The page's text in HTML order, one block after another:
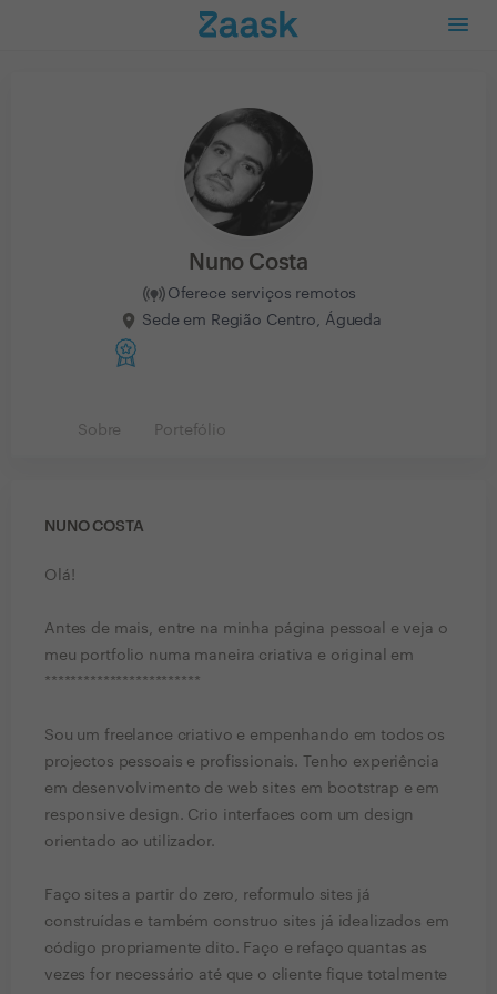
Nuno Costa
Oferece serviços remotos
Sede em Região Centro, Águeda
Sobre Portefólio
NUNO COSTA
Olá!
Antes de mais, entre na minha página pessoal e veja o
meu portfolio numa maneira criativa e original em
************************
Sou um freelance criativo e empenhando em todos os
projectos pessoais e profissionais. Tenho experiência
em desenvolvimento de web sites em bootstrap e em
responsive design. Crio interfaces com um design
orientado ao utilizador.
Faço sites a partir do zero, reformulo sites já
construídas e também construo sites já idealizados em
código propriamente dito. Faço e refaço quantas as
vezes for necessário até que o cliente fique totalmente